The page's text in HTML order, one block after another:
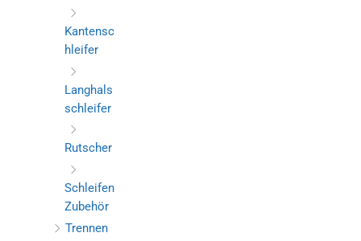
Kantensc
hleifer
Langhals
schleifer
Rutscher
Schleifen
Zubehör
Trennen